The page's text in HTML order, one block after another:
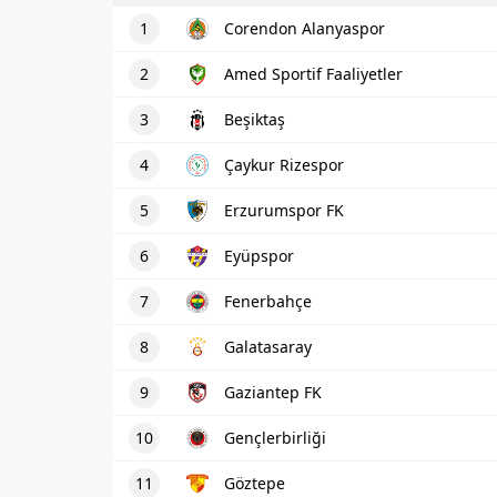
1 Corendon Alanyaspor
2 Amed Sportif Faaliyetler
3 Beşiktaş
4 Çaykur Rizespor
5 Erzurumspor FK
6 Eyüpspor
7 Fenerbahçe
8 Galatasaray
9 Gaziantep FK
10 Gençlerbirliği
11 Göztepe